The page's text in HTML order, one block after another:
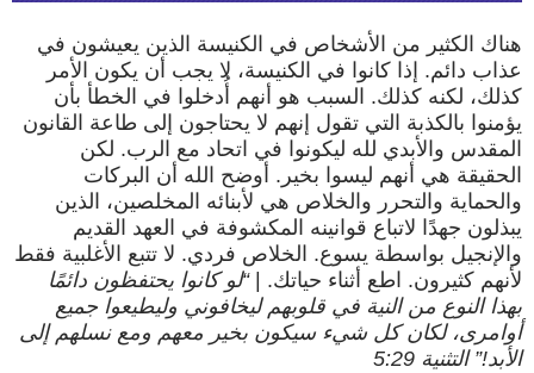
هناك الكثير من الأشخاص في الكنيسة الذين يعيشون في
عذاب دائم. إذا كانوا في الكنيسة، لا يجب أن يكون الأمر
كذلك، لكنه كذلك. السبب هو أنهم أُدخلوا في الخطأ بأن
يؤمنوا بالكذبة التي تقول إنهم لا يحتاجون إلى طاعة القانون
المقدس والأبدي لله ليكونوا في اتحاد مع الرب. لكن
الحقيقة هي أنهم ليسوا بخير. أوضح الله أن البركات
والحماية والتحرر والخلاص هي لأبنائه المخلصين، الذين
يبذلون جهدًا لاتباع قوانينه المكشوفة في العهد القديم
والإنجيل بواسطة يسوع. الخلاص فردي. لا تتبع الأغلبية فقط
لأنهم كثيرون. اطع أثناء حياتك. |“لو كانوا يحتفظون دائمًا
بهذا النوع من النية في قلوبهم ليخافوني وليطيعوا جميع
أوامری، لكان كل شيء سيكون بخير معهم ومع نسلهم إلى
الأبد!” التثنية 5:29